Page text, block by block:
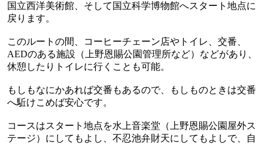
国立西洋美術館、そして国立科学博物館へスタート地点に
戻ります。
このルートの間、コーヒーチェーン店やトイレ、交番、
AEDのある施設（上野恩賜公園管理所など）などがあり、
休憩したりトイレに行くことも可能。
もしもなにかあれば交番もあるので、もしものときは交番
へ駈けこめば安心です。
コースはスタート地点を水上音楽堂（上野恩賜公園屋外ス
テージ）にしてもよし、不忍池弁財天にしてもよしで、自